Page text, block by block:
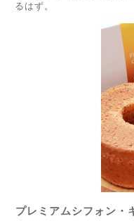
るはず。
プレミアムシフォン・